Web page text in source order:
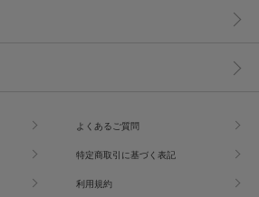
よくあるご質問
特定商取引に基づく表記
利用規約